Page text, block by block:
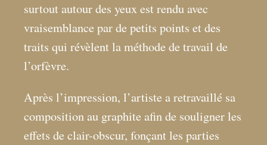
surtout autour des yeux est rendu avec
vraisemblance par de petits points et des
traits qui révèlent la méthode de travail de
l’orfèvre.
Après l’impression, l’artiste a retravaillé sa
composition au graphite afin de souligner les
effets de clair-obscur, fonçant les parties